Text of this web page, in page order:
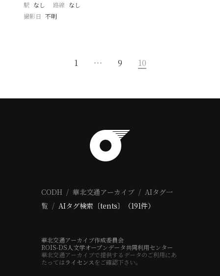
駅 なし 路線 なし
撮影日
不明
1 … 9 10
CODH 華北交通アーカイブ
AIタグ一
覧
AIタグ検索〔tents〕（191件）
華北交通アーカイブ作成委員会
ROIS-DS人文学オープンデータ共同利用センター
華北交通アーカイブで提供するデータのご利用にあ
たってはライセンス をご確認下さい。